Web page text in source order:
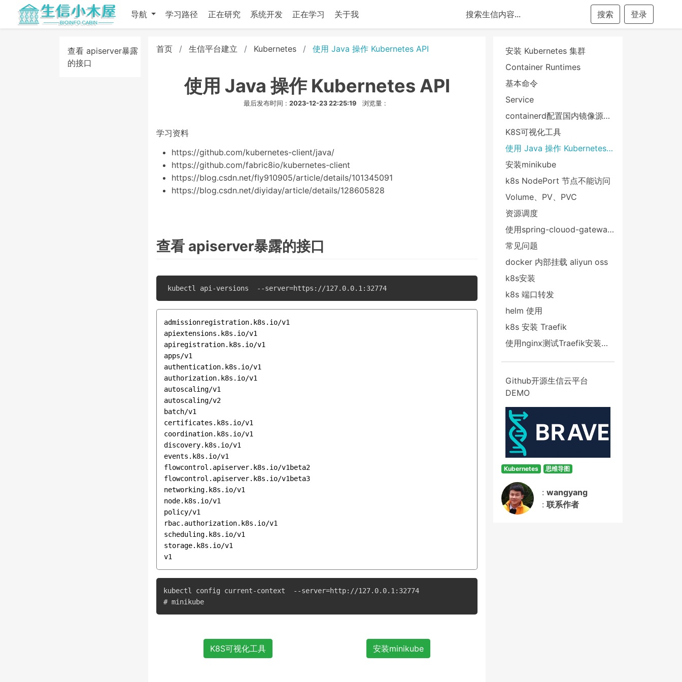
导航 学习路径 正在研究 系统开发 正在学习 关于我 搜索 登录
安装 Kubernetes 集群
Container Runtimes
基本命令
Service
containerd配置国内镜像源及使用私有镜像仓库
K8S可视化工具
使用 Java 操作 Kubernetes API
安装minikube
k8s NodePort 节点不能访问
Volume、PV、PVC
资源调度
使用spring-clouod-gateway搭建需要的授权的K8S应用
常见问题
docker 内部挂载 aliyun oss
k8s安装
k8s 端口转发
helm 使用
k8s 安装 Traefik
使用nginx测试Traefik安装成功
Github开源生信云平台
DEMO
Kubernetes 思维导图
: wangyang
: 联系作者
查看 apiserver暴露
的接口
首页 生信平台建立 Kubernetes 使用 Java 操作 Kubernetes API
使用 Java 操作 Kubernetes API
最后发布时间 : 2023-12-23 22:25:19 浏览量 :
学习资料
https://github.com/kubernetes-client/java/
https://github.com/fabric8io/kubernetes-client
https://blog.csdn.net/fly910905/article/details/101345091
https://blog.csdn.net/diyiday/article/details/128605828
查看 apiserver暴露的接口
admissionregistration.k8s.io/v1
apiextensions.k8s.io/v1
apiregistration.k8s.io/v1
apps/v1
authentication.k8s.io/v1
authorization.k8s.io/v1
autoscaling/v1
autoscaling/v2
batch/v1
certificates.k8s.io/v1
coordination.k8s.io/v1
discovery.k8s.io/v1
events.k8s.io/v1
flowcontrol.apiserver.k8s.io/v1beta2
flowcontrol.apiserver.k8s.io/v1beta3
networking.k8s.io/v1
node.k8s.io/v1
policy/v1
rbac.authorization.k8s.io/v1
scheduling.k8s.io/v1
storage.k8s.io/v1
kubectl config current-context  --server=http://127.0.0.1:32774
K8S可视化工具 安装minikube